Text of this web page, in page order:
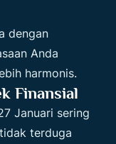
dengan
Anda
harmonis.
Finansial
Januari sering
terduga